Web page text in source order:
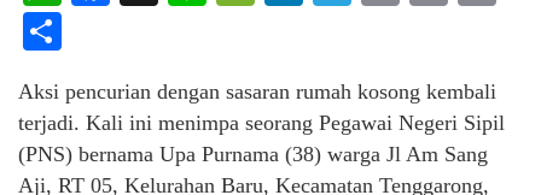
Aksi pencurian dengan sasaran rumah kosong kembali
terjadi. Kali ini menimpa seorang Pegawai Negeri Sipil
(PNS) bernama Upa Purnama (38) warga Jl Am Sang
Aji, RT 05, Kelurahan Baru, Kecamatan Tenggarong,